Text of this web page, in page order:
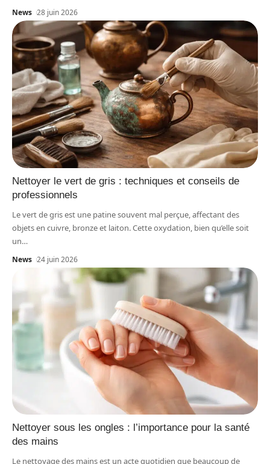
News 28 juin 2026
Nettoyer le vert de gris : techniques et conseils de
professionnels
Le vert de gris est une patine souvent mal perçue, affectant des
objets en cuivre, bronze et laiton. Cette oxydation, bien qu’elle soit
un…
News 24 juin 2026
Nettoyer sous les ongles : l’importance pour la santé
des mains
Le nettoyage des mains est un acte quotidien que beaucoup de